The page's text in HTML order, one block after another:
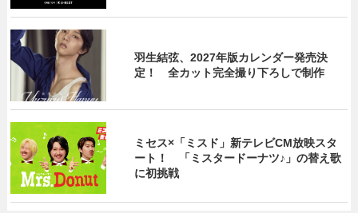
羽生結弦、2027年版カレンダー発売決
定！ 全カット完全撮り下ろしで制作
ミセス×「ミスド」新テレビCM放映スタ
ート！ 「ミスタードーナツ♪」の替え歌
に初挑戦